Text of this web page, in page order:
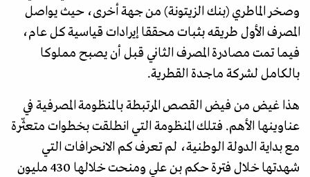
وصخر الماطري (بنك الزيتونة) من جهة أخرى، حيث يواصل
المصرف الأول طريقه بثبات محققا إيرادات قياسية كل عام،
فيما تمت مصادرة المصرف الثاني قبل أن يصبح مملوكا
بالكامل لشركة ماجدة القطرية.
هذا غيض من فيض القصص المرتبطة بالمنظومة المصرفية في
عناوينها الأهم. فتلك المنظومة التي انطلقت بخطوات متعثّرة
مع بداية الدولة الوطنية، لم تعرف كم الانحرافات التي
شهدتها خلال فترة حكم بن علي ومنحت خلالها 430 مليون